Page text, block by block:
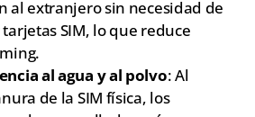
al extranjero sin necesidad de
SIM, lo que reduce
al agua y al polvo: Al
de la SIM física, los